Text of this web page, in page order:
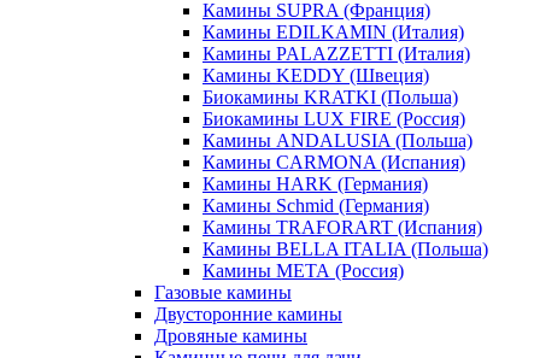
Камины SUPRA (Франция)
Камины EDILKAMIN (Италия)
Камины PALAZZETTI (Италия)
Камины KEDDY (Швеция)
Биокамины KRATKI (Польша)
Биокамины LUX FIRE (Россия)
Камины ANDALUSIA (Польша)
Камины CARMONA (Испания)
Камины HARK (Германия)
Камины Schmid (Германия)
Камины TRAFORART (Испания)
Камины BELLA ITALIA (Польша)
Камины МЕТА (Россия)
Газовые камины
Двусторонние камины
Дровяные камины